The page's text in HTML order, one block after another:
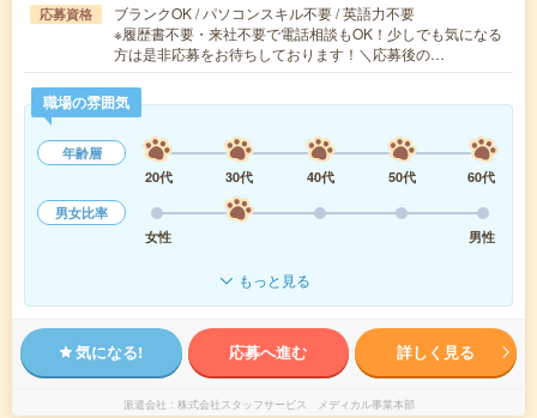
応募資格
ブランクOK / パソコンスキル不要 / 英語力不要
※履歴書不要・来社不要で電話相談もOK！少しでも気になる
方は是非応募をお待ちしております！＼応募後の…
職場の雰囲気
年齢層
20代
30代 40代 50代
60代
男女比率
女性
男性
もっと見る
気になる! 応募へ進む 詳しく見る
派遣会社 株式会社スタッフサービス メディカル事業本部